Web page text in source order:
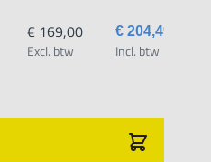
€ 204,49
Incl. btw
€ 169,00
Excl. btw